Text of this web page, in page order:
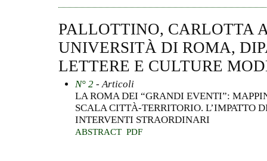
PALLOTTINO, CARLOTTA
UNIVERSITÀ DI ROMA,
LETTERE E CULTURE
N° 2 - Articoli
LA ROMA DEI “GRANDI EVENTI”:
SCALA CITTÀ-TERRITORIO. L’IMPATTO
INTERVENTI STRAORDINARI
ABSTRACT PDF